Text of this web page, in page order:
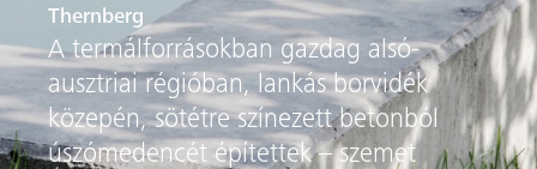
Thernberg
A termálforrásokban gazdag alsó-
ausztriai régióban, lankás borvidék
közepén, sötétre színezett betonból
úszómedencét építettek – szemet